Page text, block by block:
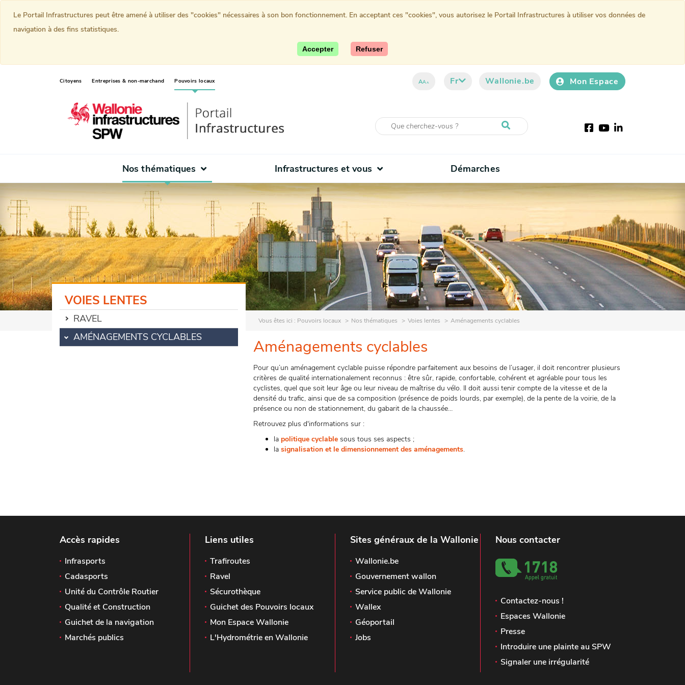
Citoyens Entreprises & non-marchand Pouvoirs locaux(current) AAA Fr Wallonie.be Mon Espace
Facebook
YoutubeLinkedIn
Nos thématiques Infrastructures et vous Démarches
Vous êtes ici : Pouvoirs locaux Nos thématiques Voies lentes Aménagements cyclables
VOIES LENTES
RAVEL
AMÉNAGEMENTS CYCLABLES
Aménagements cyclables
Pour qu’un aménagement cyclable puisse répondre parfaitement aux besoins de l’usager, il doit rencontrer plusieurs
critères de qualité internationalement reconnus : être sûr, rapide, confortable, cohérent et agréable pour tous les
cyclistes, quel que soit leur âge ou leur niveau de maîtrise du vélo. Il doit aussi tenir compte de la vitesse et de la
densité du trafic, ainsi que de sa composition (présence de poids lourds, par exemple), de la pente de la voirie, de la
présence ou non de stationnement, du gabarit de la chaussée…
Retrouvez plus d'informations sur :
la politique cyclable sous tous ses aspects ;
la signalisation et le dimensionnement des aménagements.
Accès rapides
Infrasports
Cadasports
Unité du Contrôle Routier
Qualité et Construction
Guichet de la navigation
Marchés publics
Liens utiles
Trafiroutes
Ravel
Sécurothèque
Guichet des Pouvoirs locaux
Mon Espace Wallonie
L'Hydrométrie en Wallonie
Sites généraux de la Wallonie
Wallonie.be
Gouvernement wallon
Service public de Wallonie
Wallex
Géoportail
Jobs
Nous contacter
Contactez-nous !
Espaces Wallonie
Presse
Introduire une plainte au SPW
Signaler une irrégularité
Le Portail Infrastructures peut être amené à utiliser des "cookies" nécessaires à son bon fonctionnement. En acceptant ces "cookies", vous autorisez le Portail Infrastructures à utiliser vos données de
navigation à des fins statistiques.
Accepter Refuser